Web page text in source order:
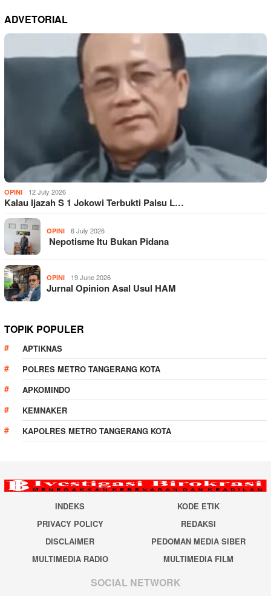
ADVETORIAL
OPINI 12 July 2026
Kalau Ijazah S 1 Jokowi Terbukti Palsu L…
OPINI 6 July 2026
Nepotisme Itu Bukan Pidana
OPINI 19 June 2026
Jurnal Opinion Asal Usul HAM
TOPIK POPULER
APTIKNAS
POLRES METRO TANGERANG KOTA
APKOMINDO
KEMNAKER
KAPOLRES METRO TANGERANG KOTA
INDEKS
KODE ETIK
PRIVACY POLICY
REDAKSI
DISCLAIMER
PEDOMAN MEDIA SIBER
MULTIMEDIA RADIO
MULTIMEDIA FILM
SOCIAL NETWORK